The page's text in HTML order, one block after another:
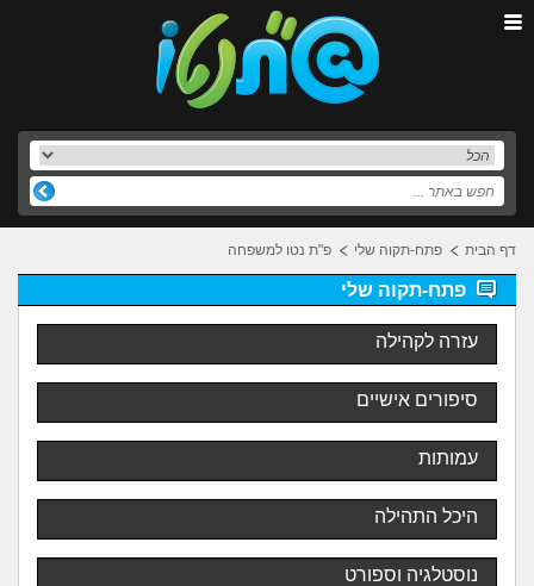
דף הבית פתח-תקוה שלי פ"ת נטו למשפחה
פתח-תקוה שלי
עזרה לקהילה
סיפורים אישיים
עמותות
היכל התהילה
נוסטלגיה וספורט